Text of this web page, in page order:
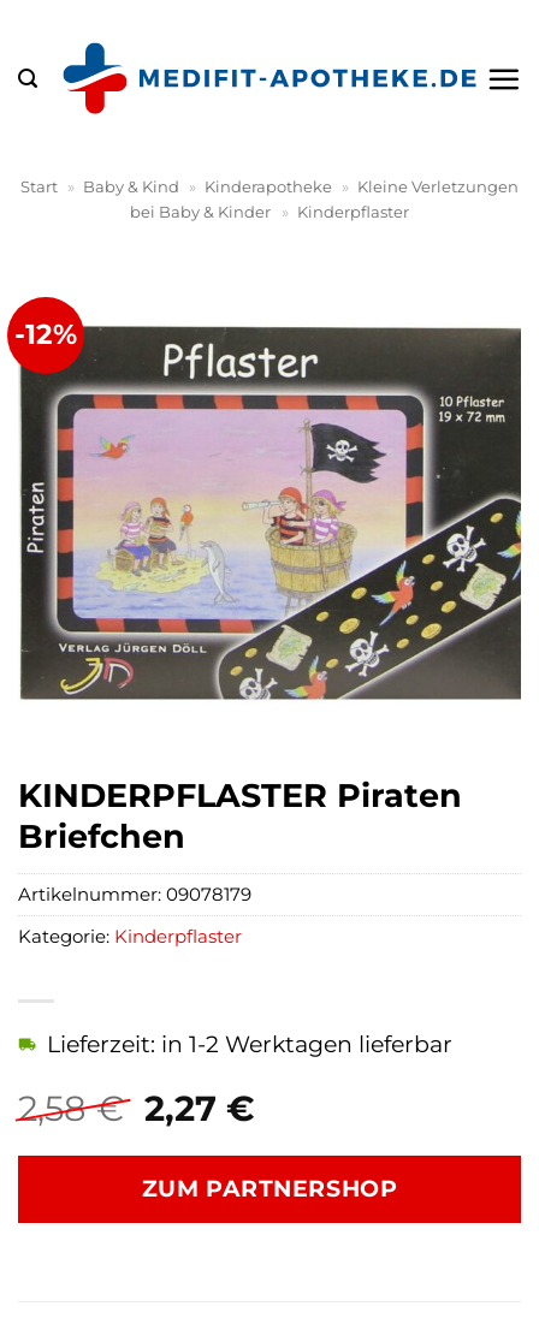
springen
Start » Baby & Kind » Kinderapotheke » Kleine Verletzungen
bei Baby & Kinder
» Kinderpflaster
-12%
KINDERPFLASTER Piraten
Briefchen
2,58€ Ursprünglicher
Preis
war:
2,58 €
2,27 €Aktueller
ist:
2,27 €.
Lieferzeit: in 1-2 Werktagen lieferbar
ZUM PARTNERSHOP
Artikelnummer: 09078179
Kategorie: Kinderpflaster